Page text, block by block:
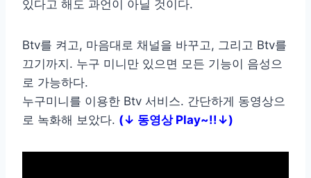
있다고 해도 과언이 아닐 것이다.
Btv를 켜고, 마음대로 채널을 바꾸고, 그리고 Btv를
끄기까지. 누구 미니만 있으면 모든 기능이 음성으
로 가능하다.
누구미니를 이용한 Btv 서비스. 간단하게 동영상으
로 녹화해 보았다. (↓ 동영상 Play~!!↓)